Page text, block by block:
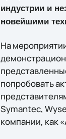
индустрии и
новейшими
На
попробовать
Symantec,
компании, как